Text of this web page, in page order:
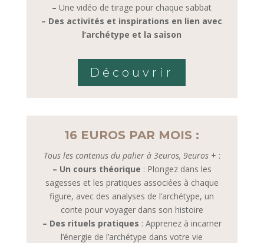
– Une vidéo de tirage pour chaque sabbat
– Des activités et inspirations en lien avec
l’archétype et la saison
Découvrir
16 EUROS PAR MOIS :
Tous les contenus du palier à 3euros, 9euros+ :
– Un cours théorique : Plongez dans les
sagesses et les pratiques associées à chaque
figure, avec des analyses de l’archétype, un
conte pour voyager dans son histoire
– Des rituels pratiques : Apprenez à incarner
l’énergie de l’archétype dans votre vie